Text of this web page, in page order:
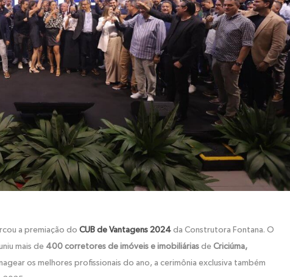
a premiação do CUB de Vantagens 2024 da Construtora Fontana. O
mais de 400 corretores de imóveis e imobiliárias de Criciúma,
os melhores profissionais do ano, a cerimônia exclusiva também